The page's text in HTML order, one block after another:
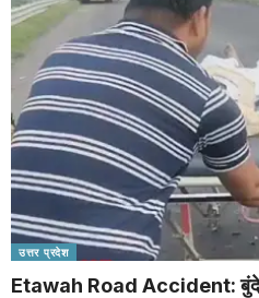
उत्तर प्रदेश
Etawah Road Accident: